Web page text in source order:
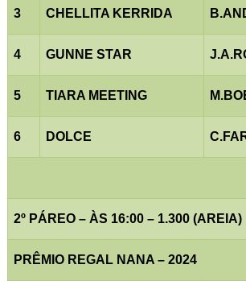
3 CHELLITA KERRIDA
4 GUNNE STAR
5 TIARA MEETING
6 DOLCE
2º PÁREO – ÀS 16:00 – 1.300 (AREIA)
PRÊMIO REGAL NANA – 2024